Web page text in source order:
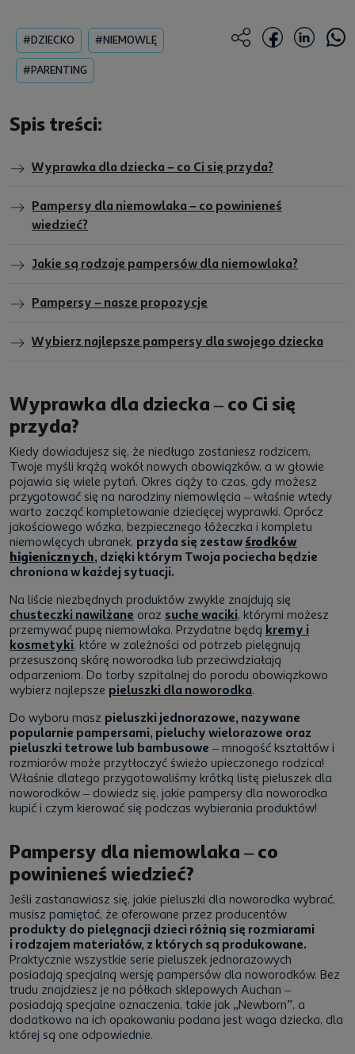
#DZIECKO #NIEMOWLĘ
#PARENTING
Spis treści:
Wyprawka dla dziecka – co Ci się przyda?
Pampersy dla niemowlaka – co powinieneś
wiedzieć?
Jakie są rodzaje pampersów dla niemowlaka?
Pampersy – nasze propozycje
Wybierz najlepsze pampersy dla swojego dziecka
Wyprawka dla dziecka – co Ci się
przyda?
Kiedy dowiadujesz się, że niedługo zostaniesz rodzicem,
Twoje myśli krążą wokół nowych obowiązków, a w głowie
pojawia się wiele pytań. Okres ciąży to czas, gdy możesz
przygotować się na narodziny niemowlęcia – właśnie wtedy
warto zacząć kompletowanie dziecięcej wyprawki. Oprócz
jakościowego wózka, bezpiecznego łóżeczka i kompletu
niemowlęcych ubranek, przyda się zestaw środków
higienicznych, dzięki którym Twoja pociecha będzie
chroniona w każdej sytuacji.
Na liście niezbędnych produktów zwykle znajdują się
chusteczki nawilżane oraz suche waciki, którymi możesz
przemywać pupę niemowlaka. Przydatne będą kremy i
kosmetyki, które w zależności od potrzeb pielęgnują
przesuszoną skórę noworodka lub przeciwdziałają
odparzeniom. Do torby szpitalnej do porodu obowiązkowo
wybierz najlepsze pieluszki dla noworodka.
Do wyboru masz pieluszki jednorazowe, nazywane
popularnie pampersami, pieluchy wielorazowe oraz
pieluszki tetrowe lub bambusowe – mnogość kształtów i
rozmiarów może przytłoczyć świeżo upieczonego rodzica!
Właśnie dlatego przygotowaliśmy krótką listę pieluszek dla
noworodków – dowiedz się, jakie pampersy dla noworodka
kupić i czym kierować się podczas wybierania produktów!
Pampersy dla niemowlaka – co
powinieneś wiedzieć?
Jeśli zastanawiasz się, jakie pieluszki dla noworodka wybrać,
musisz pamiętać, że oferowane przez producentów
produkty do pielęgnacji dzieci różnią się rozmiarami
i rodzajem materiałów, z których są produkowane.
Praktycznie wszystkie serie pieluszek jednorazowych
posiadają specjalną wersję pampersów dla noworodków. Bez
trudu znajdziesz je na półkach sklepowych Auchan –
posiadają specjalne oznaczenia, takie jak „Newborn”, a
dodatkowo na ich opakowaniu podana jest waga dziecka, dla
której są one odpowiednie.